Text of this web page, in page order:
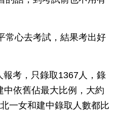
常心去考試，結果考出好
考，只錄取1367人，錄
依舊佔最大比例，大約
一女和建中錄取人數都比